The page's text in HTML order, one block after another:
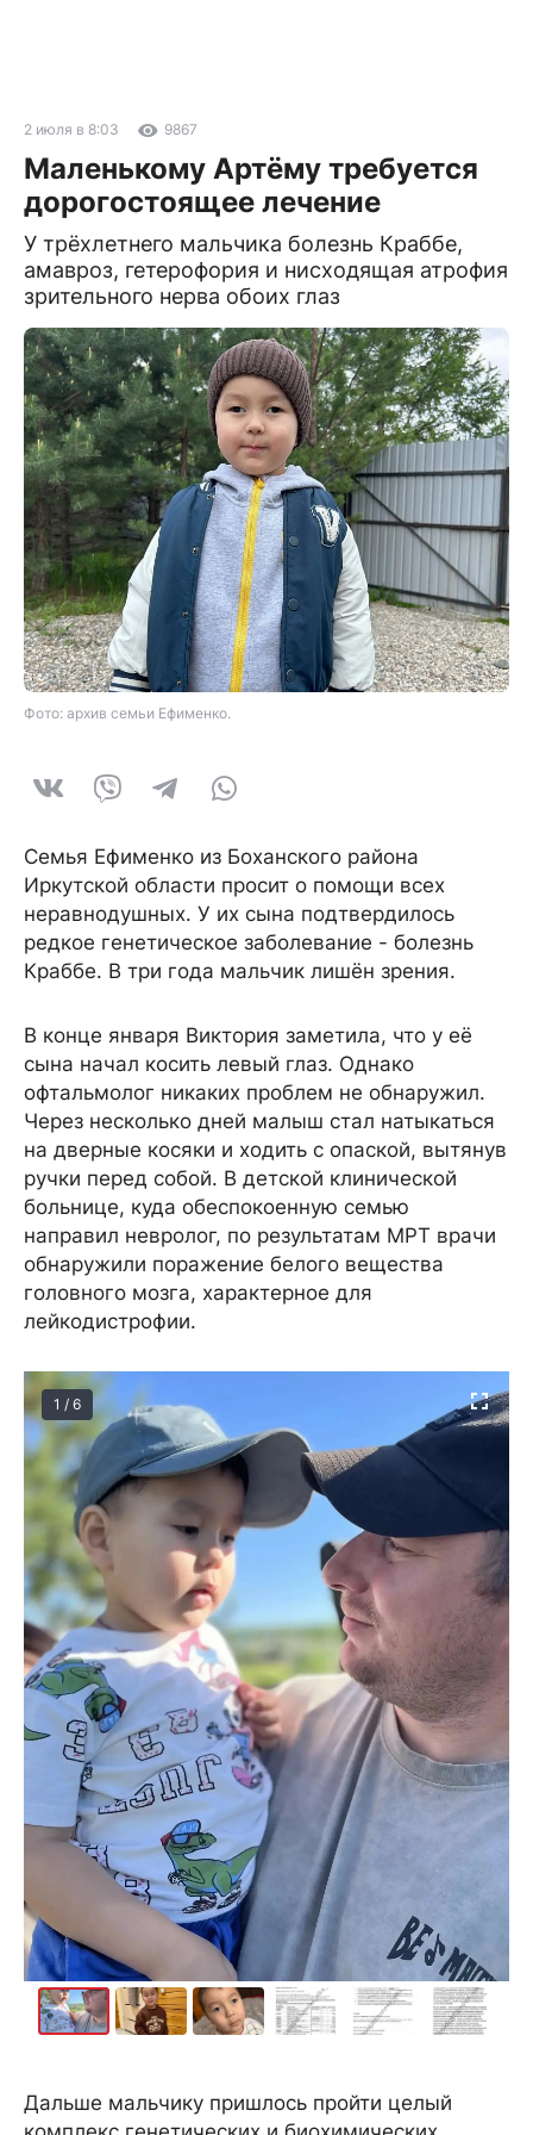
2 июля в 8:03 9867
Маленькому Артёму требуется
дорогостоящее лечение
У трёхлетнего мальчика болезнь Краббе,
амавроз, гетерофория и нисходящая атрофия
зрительного нерва обоих глаз
Фото: архив семьи Ефименко.
Семья Ефименко из Боханского района
Иркутской области просит о помощи всех
неравнодушных. У их сына подтвердилось
редкое генетическое заболевание - болезнь
Краббе. В три года мальчик лишён зрения.
В конце января Виктория заметила, что у её
сына начал косить левый глаз. Однако
офтальмолог никаких проблем не обнаружил.
Через несколько дней малыш стал натыкаться
на дверные косяки и ходить с опаской, вытянув
ручки перед собой. В детской клинической
больнице, куда обеспокоенную семью
направил невролог, по результатам МРТ врачи
обнаружили поражение белого вещества
головного мозга, характерное для
лейкодистрофии.
1 / 6
Дальше мальчику пришлось пройти целый